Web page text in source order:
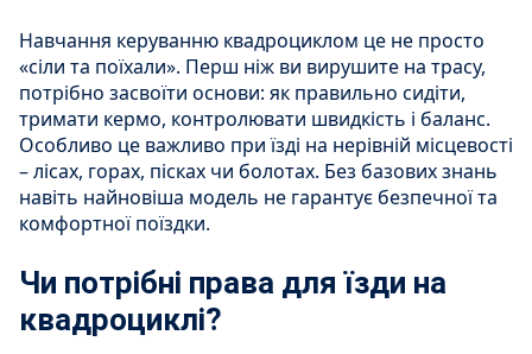
Навчання керуванню квадроциклом це не просто
«сіли та поїхали». Перш ніж ви вирушите на трасу,
потрібно засвоїти основи: як правильно сидіти,
тримати кермо, контролювати швидкість і баланс.
Особливо це важливо при їзді на нерівній місцевості
– лісах, горах, пісках чи болотах. Без базових знань
навіть найновіша модель не гарантує безпечної та
комфортної поїздки.
Чи потрібні права для їзди на
квадроциклі?